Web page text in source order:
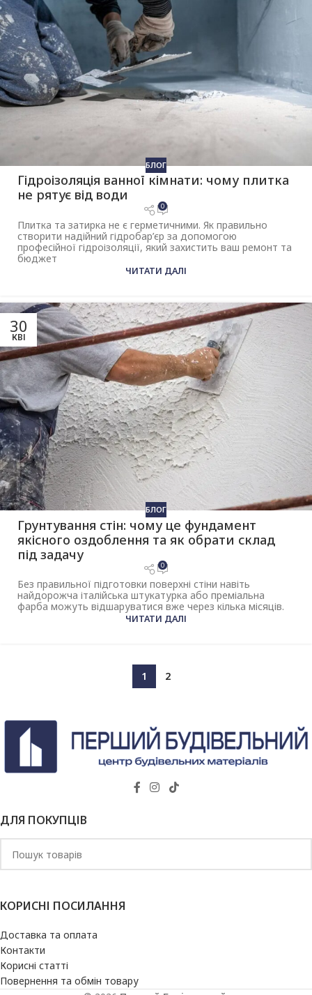
БЛОГ
Гідроізоляція ванної кімнати: чому плитка
не рятує від води
0
Плитка та затирка не є герметичними. Як правильно
створити надійний гідробар’єр за допомогою
професійної гідроізоляції, який захистить ваш ремонт та
бюджет
ЧИТАТИ ДАЛІ
30
КВІ
БЛОГ
Грунтування стін: чому це фундамент
якісного оздоблення та як обрати склад
під задачу
0
Без правильної підготовки поверхні стіни навіть
найдорожча італійська штукатурка або преміальна
фарба можуть відшаруватися вже через кілька місяців.
ЧИТАТИ ДАЛІ
1 2
ДЛЯ ПОКУПЦІВ
КОРИСНІ ПОСИЛАННЯ
Доставка та оплата
Контакти
Корисні статті
Повернення та обмін товару